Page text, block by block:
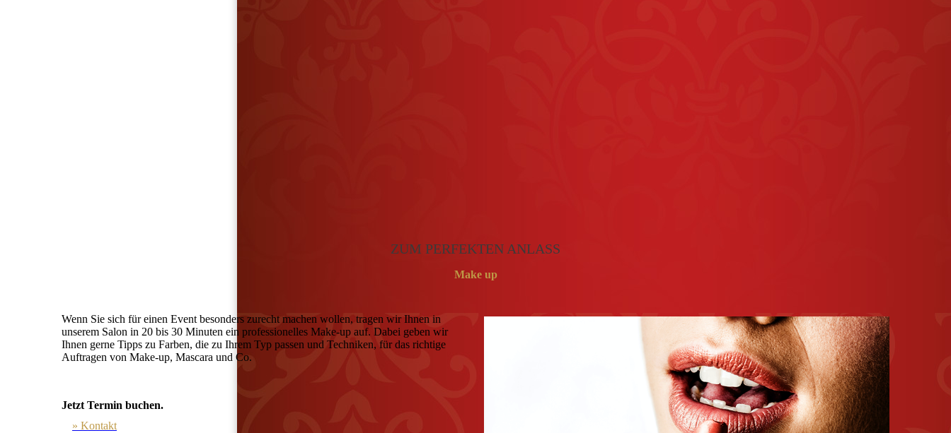
ZUM PERFEKTEN ANLASS
Make up
Wenn Sie sich für einen Event besonders zurecht machen wollen, tragen wir Ihnen in
unserem Salon in 20 bis 30 Minuten ein professionelles Make-up auf. Dabei geben wir
Ihnen gerne Tipps zu Farben, die zu Ihrem Typ passen und Techniken, für das richtige
Auftragen von Make-up, Mascara und Co.
Jetzt Termin buchen.
» Kontakt